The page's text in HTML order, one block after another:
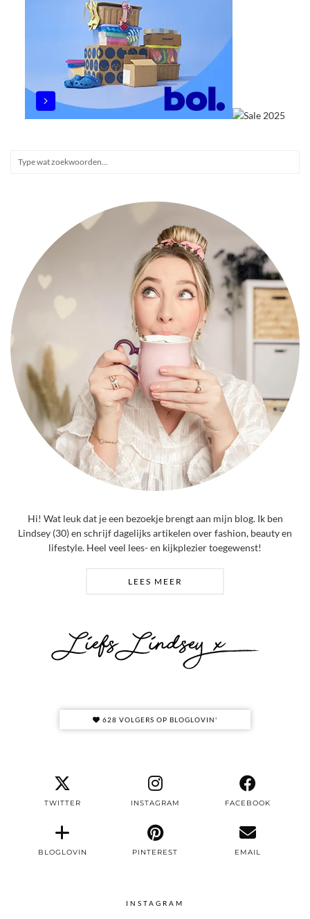
Hi! Wat leuk dat je een bezoekje brengt aan mijn blog. Ik ben
Lindsey (30) en schrijf dagelijks artikelen over fashion, beauty en
lifestyle. Heel veel lees- en kijkplezier toegewenst!
LEES MEER
628 VOLGERS OP BLOGLOVIN'
TWITTER INSTAGRAM FACEBOOK
BLOGLOVIN PINTEREST EMAIL
INSTAGRAM